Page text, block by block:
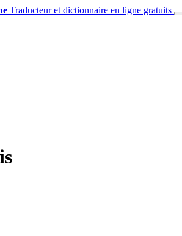
Traducteur et dictionnaire en ligne gratuits